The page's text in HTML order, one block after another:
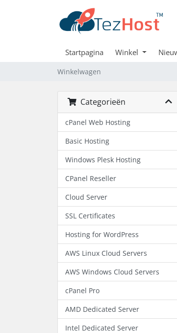
Startpagina Winkel
Winkelwagen
Categorieën
cPanel Web Hosting
Basic Hosting
Windows Plesk Hosting
CPanel Reseller
Cloud Server
SSL Certificates
Hosting for WordPress
AWS Linux Cloud Servers
AWS Windows Cloud Servers
cPanel Pro
AMD Dedicated Server
Intel Dedicated Server